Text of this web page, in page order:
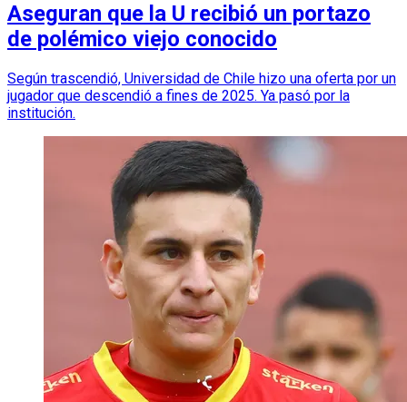
Aseguran que la U recibió un portazo
de polémico viejo conocido
Según trascendió, Universidad de Chile hizo una oferta por un
jugador que descendió a fines de 2025. Ya pasó por la
institución.